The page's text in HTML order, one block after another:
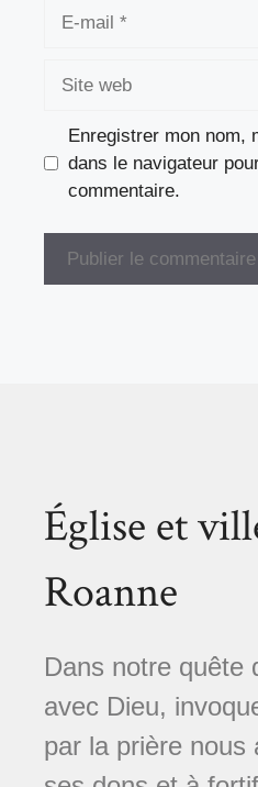
Enregistrer mon nom,
dans le navigateur
commentaire.
Église et
Roanne
Dans notre quête
avec Dieu,
par la prière nous